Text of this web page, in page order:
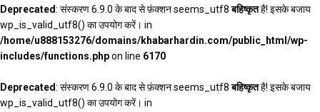
Deprecated: संस्करण 6.9.0 के बाद से फ़ंक्शन seems_utf8बहिष्कृतहै! इसके बजाय
wp_is_valid_utf8() का उपयोग करें। in
/home/u888153276/domains/khabarhardin.com/public_html/wp-
includes/functions.phpon line 6170
Deprecated: संस्करण 6.9.0 के बाद से फ़ंक्शन seems_utf8बहिष्कृतहै! इसके बजाय
wp_is_valid_utf8() का उपयोग करें। in